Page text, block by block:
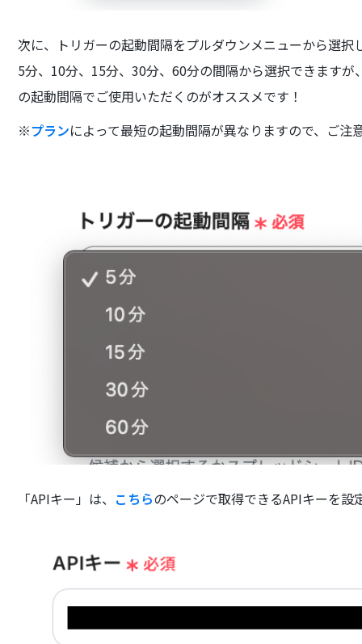
次に、トリガーの起動間隔をプルダウンメニューから選択
5分、10分、15分、30分、60分の間隔から選択できます
の起動間隔でご使用いただくのがオススメです！
※プランによって最短の起動間隔が異なりますので、ご注
「APIキー」は、 こちらのページで取得できるAPIキーを設